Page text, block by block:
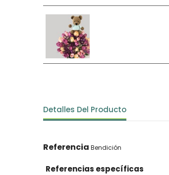
Detalles Del Producto
Referencia Bendición
Referencias específicas